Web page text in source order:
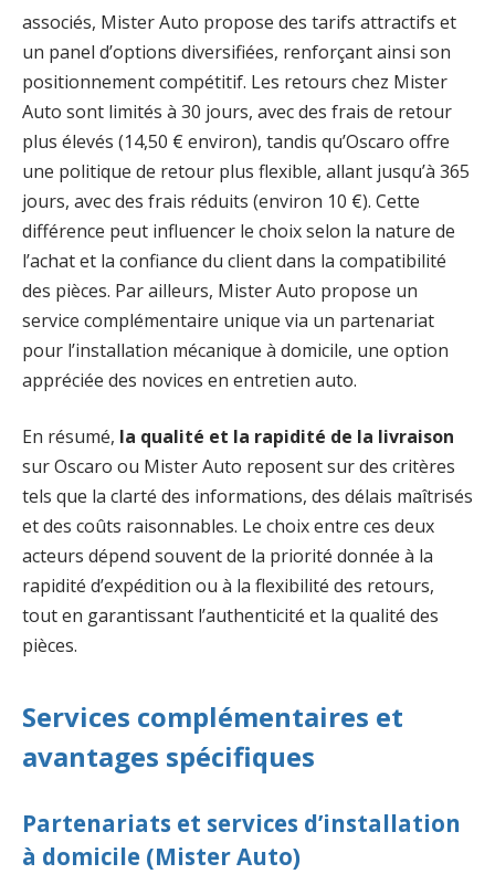
associés, Mister Auto propose des tarifs attractifs et
un panel d’options diversifiées, renforçant ainsi son
positionnement compétitif. Les retours chez Mister
Auto sont limités à 30 jours, avec des frais de retour
plus élevés (14,50 € environ), tandis qu’Oscaro offre
une politique de retour plus flexible, allant jusqu’à 365
jours, avec des frais réduits (environ 10 €). Cette
différence peut influencer le choix selon la nature de
l’achat et la confiance du client dans la compatibilité
des pièces. Par ailleurs, Mister Auto propose un
service complémentaire unique via un partenariat
pour l’installation mécanique à domicile, une option
appréciée des novices en entretien auto.
En résumé, la qualité et la rapidité de la livraison
sur Oscaro ou Mister Auto reposent sur des critères
tels que la clarté des informations, des délais maîtrisés
et des coûts raisonnables. Le choix entre ces deux
acteurs dépend souvent de la priorité donnée à la
rapidité d’expédition ou à la flexibilité des retours,
tout en garantissant l’authenticité et la qualité des
pièces.
Services complémentaires et
avantages spécifiques
Partenariats et services d’installation
à domicile (Mister Auto)